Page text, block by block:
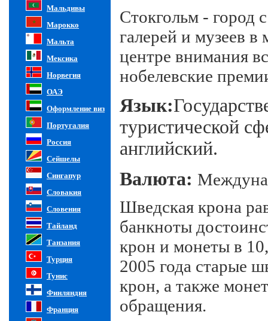
Мальдивы
Марокко
Мальта
Мексика
Норвегия
ОАЭ
Оформление виз
Португалия
Россия
Сейшелы
Сингапур
Словакия
Словения
Тайланд
Танзания
Турция
Тунис
Финляндия
Франция
Стокгольм - город
галерей и музеев
центре внимания
нобелевские
Язык:
туристической
английский.
Валюта:
Шведская крона
банкноты
крон и монеты в
2005 года старые
крон, а также
обращения.